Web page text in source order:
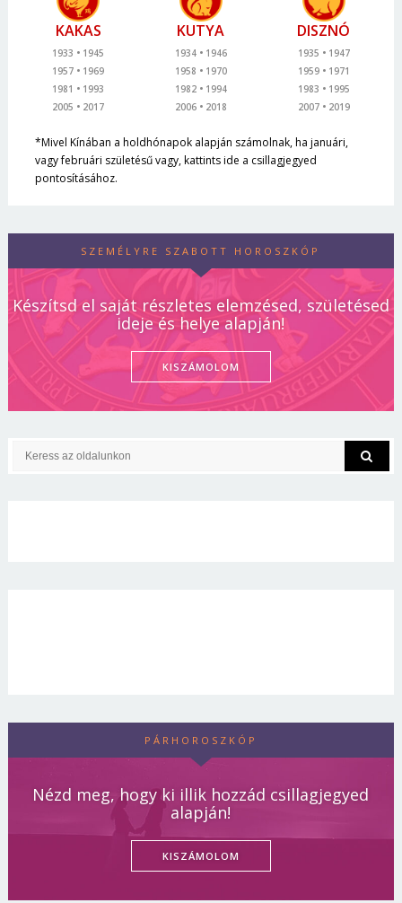
KAKAS
1933
1945
1957
1969
1981
1993
2005
2017
KUTYA
1934
1946
1958
1970
1982
1994
2006
2018
DISZNÓ
1935
1947
1959
1971
1983
1995
2007
2019
*Mivel Kínában a holdhónapok alapján számolnak, ha januári,
vagy februári születésű vagy, kattints ide a csillagjegyed
pontosításához.
SZEMÉLYRE SZABOTT HOROSZKÓP
Készítsd el saját részletes elemzésed, születésed
ideje és helye alapján!
KISZÁMOLOM
PÁRHOROSZKÓP
Nézd meg, hogy ki illik hozzád csillagjegyed
alapján!
KISZÁMOLOM